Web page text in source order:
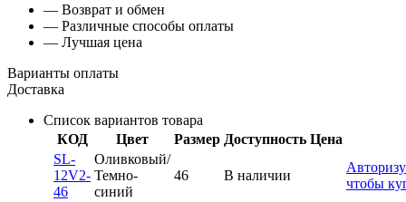
— Возврат и обмен
— Различные способы оплаты
— Лучшая цена
Варианты оплаты
Доставка
Список вариантов товара
КОД
Цвет Размер Доступность Цена
SL-
12V2-
46
Оливковый/
Темно-
синий
46 В наличии
чтобы